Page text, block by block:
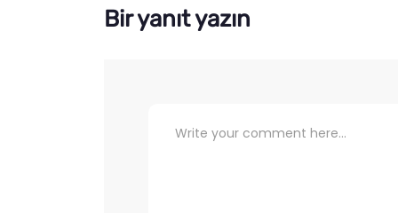
Bir yanıt yazın